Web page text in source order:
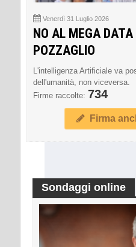
Venerdì 31 Luglio 2026
NO AL MEGA
POZZAGLIO
L'intelligenza Artificiale va
dell'umanità, non viceversa.
Firme raccolte: 734
Firma
Sondaggi online